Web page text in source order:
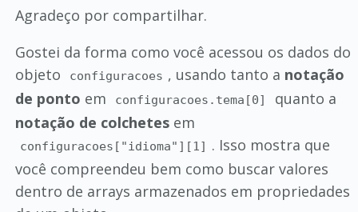
Agradeço por compartilhar.
Gostei da forma como você acessou os dados do
objeto
configuracoes , usando tanto a notação
de ponto em configuracoes.tema[0]
quanto a
notação de colchetesem
configuracoes["idioma"][1] . Isso mostra que
você compreendeu bem como buscar valores
dentro de arrays armazenados em propriedades